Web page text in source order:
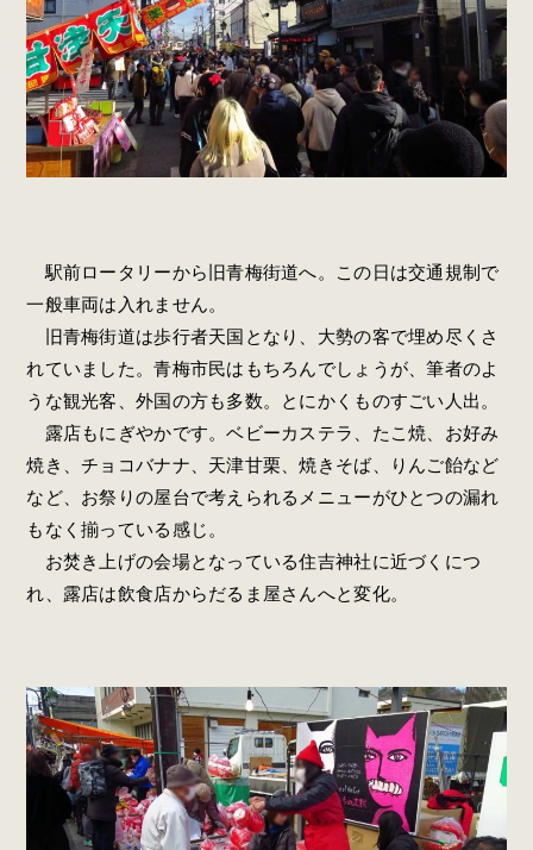
駅前ロータリーから旧青梅街道へ。この日は交通規制で
一般車両は入れません。
旧青梅街道は歩行者天国となり、大勢の客で埋め尽くさ
れていました。青梅市民はもちろんでしょうが、筆者のよ
うな観光客、外国の方も多数。とにかくものすごい人出。
露店もにぎやかです。ベビーカステラ、たこ焼、お好み
焼き、チョコバナナ、天津甘栗、焼きそば、りんご飴など
など、お祭りの屋台で考えられるメニューがひとつの漏れ
もなく揃っている感じ。
お焚き上げの会場となっている住吉神社に近づくにつ
れ、露店は飲食店からだるま屋さんへと変化。